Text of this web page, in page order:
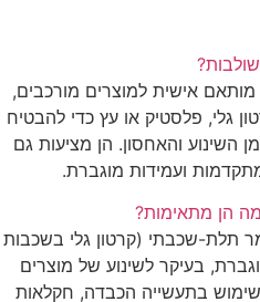
אישית למוצרים מורכבים,
גלי, פלסטיק או עץ כדי להבטיח
השינוע והאחסון. הן מציעות גם
ועמידות מוגברת.
הן מתאימות?
תלת-שכבתי (קרטון גלי בשכבות
בעיקר לשינוע של מוצרים
בתעשייה הכבדה, חקלאות